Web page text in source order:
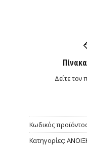
Δείτε τον
Κωδικός
Κατηγορίες: